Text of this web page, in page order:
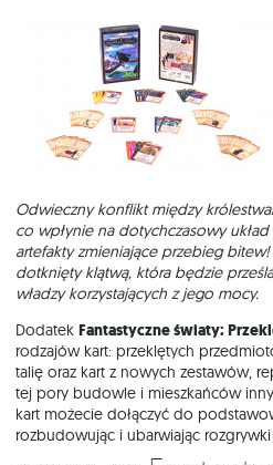
Odwieczny konflikt między
co wpłynie na dotychczasowy
artefakty zmieniające przebieg
dotknięty klątwą, która będzie
władzy korzystających z jego mocy.
Dodatek Fantastyczne światy:
rodzajów kart: przeklętych
talię oraz kart z nowych zestawów,
tej pory budowle i mieszkańców
kart możecie dołączyć do
rozbudowując i ubarwiając